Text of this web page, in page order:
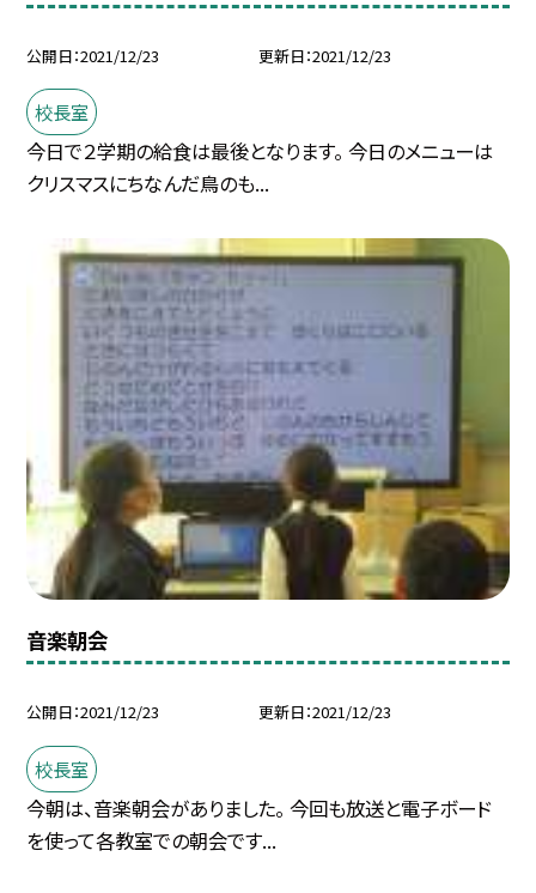
公開日 2021/12/23 更新日 2021/12/23
校長室
今日で２学期の給食は最後となります。 今日のメニューは
クリスマスにちなんだ鳥のも...
音楽朝会
公開日 2021/12/23 更新日 2021/12/23
校長室
今朝は、音楽朝会がありました。 今回も放送と電子ボード
を使って各教室での朝会です...